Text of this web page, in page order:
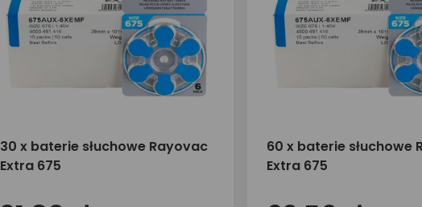
30 x baterie słuchowe Rayovac
Extra 675
60 x baterie słuchowe
Extra 675